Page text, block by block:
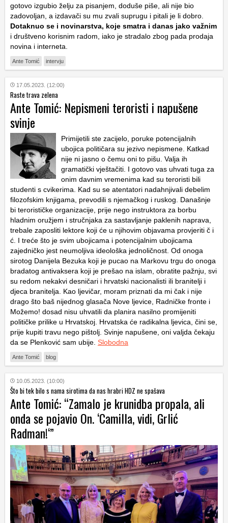
gotovo izgubio želju za pisanjem, doduše piše, ali nije bio
zadovoljan, a izdavači su mu zvali suprugu i pitali je li dobro.
Dotaknuo se i novinarstva, koje smatra i danas jako važnim
i društveno korisnim radom, iako je stradalo zbog pada prodaja
novina i interneta.
Ante Tomić intervju
17.05.2023. (12:00)
Raste trava zelena
Ante Tomić: Nepismeni teroristi i napušene
svinje
Primijetili ste zacijelo, poruke potencijalnih
ubojica političara su jezivo nepismene. Katkad
nije ni jasno o čemu oni to pišu. Valja ih
gramatički vještačiti. I gotovo vas uhvati tuga za
onim davnim vremenima kad su teroristi bili
studenti s cvikerima. Kad su se atentatori nadahnjivali debelim
filozofskim knjigama, prevodili s njemačkog i ruskog. Današnje
bi terorističke organizacije, prije nego instruktora za borbu
hladnim oružjem i stručnjaka za sastavljanje paklenih naprava,
trebale zaposliti lektore koji će u njihovim objavama provjeriti č i
ć. I treće što je svim ubojicama i potencijalnim ubojicama
zajedničko jest neumoljiva ideološka jednoličnost. Od onoga
sirotog Danijela Bezuka koji je pucao na Markovu trgu do onoga
bradatog antivaksera koji je prešao na islam, obratite pažnju, svi
su redom nekakvi desničari i hrvatski nacionalisti ili branitelji i
djeca branitelja. Kao ljevičar, moram priznati da mi čak i nije
drago što baš nijednog glasača Nove ljevice, Radničke fronte i
Možemo! dosad nisu uhvatili da planira nasilno promijeniti
političke prilike u Hrvatskoj. Hrvatska će radikalna ljevica, čini se,
prije kupiti travu nego pištolj. Svinje napušene, oni valjda čekaju
da se Plenković sam ubije. Slobodna
Ante Tomić blog
10.05.2023. (10:00)
Što bi tek bilo s nama sirotima da nas hrabri HDZ ne spašava
Ante Tomić: “Zamalo je krunidba propala, ali
onda se pojavio On. ‘Camilla, vidi, Grlić
Radman!‘”